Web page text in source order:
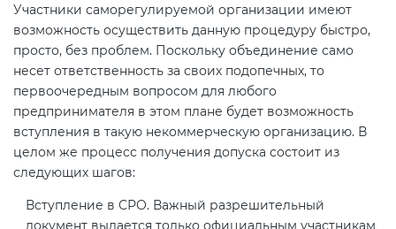
Участники саморегулируемой организации имеют
возможность осуществить данную процедуру быстро,
просто, без проблем. Поскольку объединение само
несет ответственность за своих подопечных, то
первоочередным вопросом для любого
предпринимателя в этом плане будет возможность
вступления в такую некоммерческую организацию. В
целом же процесс получения допуска состоит из
следующих шагов:
Вступление в СРО. Важный разрешительный
документ выдается только официальным участникам